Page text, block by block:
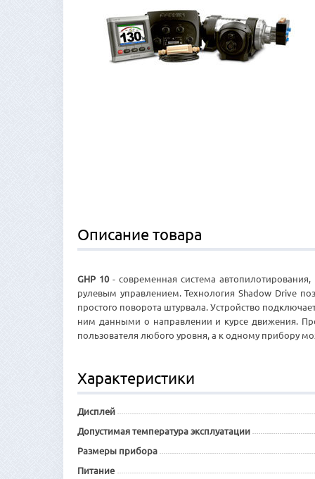
Описание товара
GHP 10- современная система
рулевым управлением. Технология Shadow Drive
простого поворота штурвала. Устройство
ним данными о направлении и курсе движения.
пользователя любого уровня, а к одному прибору
Характеристики
Дисплей
Допустимая температура эксплуатации
Размеры прибора
Питание